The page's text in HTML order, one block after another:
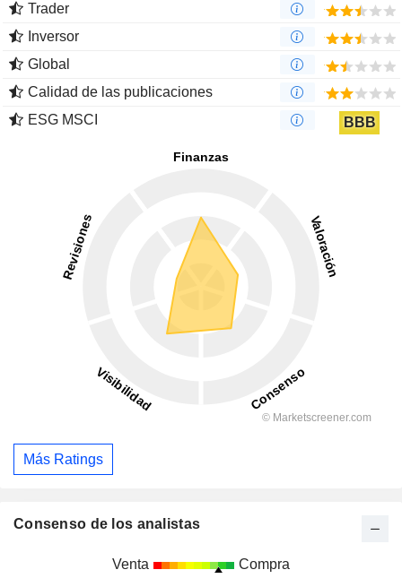
Trader
Inversor
Global
Calidad de las publicaciones
ESG MSCI
BBB
Más Ratings
Consenso de los analistas
Venta Compra